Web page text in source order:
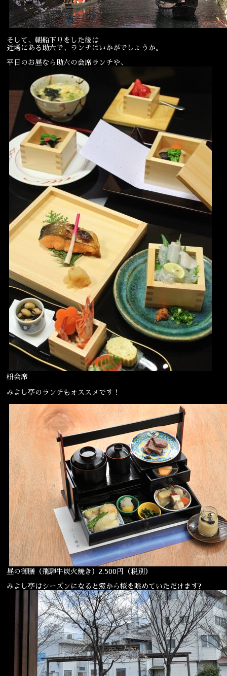
そして、朝船下りをした後は
近場にある助六で、ランチはいかがでしょうか。
平日のお昼なら助六の会席ランチや、
枡会席
みよし亭のランチもオススメです！
昼の御膳（飛騨牛炭火焼き）2,500円（税別）
みよし亭はシーズンになると窓から桜を眺めていただけます?